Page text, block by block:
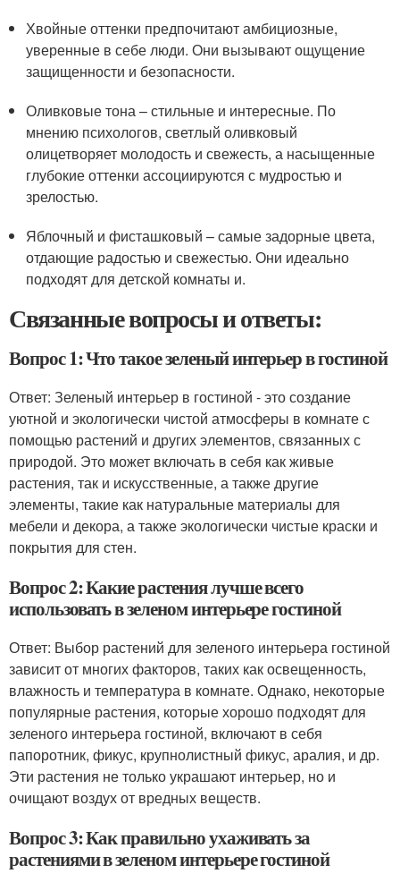
Хвойные оттенки предпочитают амбициозные,
уверенные в себе люди. Они вызывают ощущение
защищенности и безопасности.
Оливковые тона – стильные и интересные. По
мнению психологов, светлый оливковый
олицетворяет молодость и свежесть, а насыщенные
глубокие оттенки ассоциируются с мудростью и
зрелостью.
Яблочный и фисташковый – самые задорные цвета,
отдающие радостью и свежестью. Они идеально
подходят для детской комнаты и.
Связанные вопросы и ответы:
Вопрос 1: Что такое зеленый интерьер в гостиной
Ответ: Зеленый интерьер в гостиной - это создание
уютной и экологически чистой атмосферы в комнате с
помощью растений и других элементов, связанных с
природой. Это может включать в себя как живые
растения, так и искусственные, а также другие
элементы, такие как натуральные материалы для
мебели и декора, а также экологически чистые краски и
покрытия для стен.
Вопрос 2: Какие растения лучше всего
использовать в зеленом интерьере гостиной
Ответ: Выбор растений для зеленого интерьера гостиной
зависит от многих факторов, таких как освещенность,
влажность и температура в комнате. Однако, некоторые
популярные растения, которые хорошо подходят для
зеленого интерьера гостиной, включают в себя
папоротник, фикус, крупнолистный фикус, аралия, и др.
Эти растения не только украшают интерьер, но и
очищают воздух от вредных веществ.
Вопрос 3: Как правильно ухаживать за
растениями в зеленом интерьере гостиной